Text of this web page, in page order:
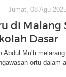
Jumat, 08 Agu
di Malang
Dasar
Abdul Mu'ti
ortu dalam